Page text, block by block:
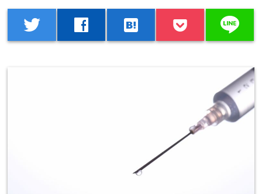
twitter facebook hatenabookmark line